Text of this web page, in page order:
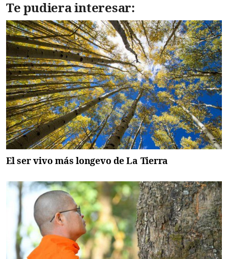
Te pudiera interesar:
El ser vivo más longevo de La Tierra